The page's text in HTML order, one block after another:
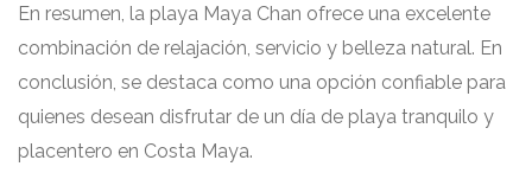
En resumen, la playa Maya Chan ofrece una excelente
combinación de relajación, servicio y belleza natural. En
conclusión, se destaca como una opción confiable para
quienes desean disfrutar de un día de playa tranquilo y
placentero en Costa Maya.